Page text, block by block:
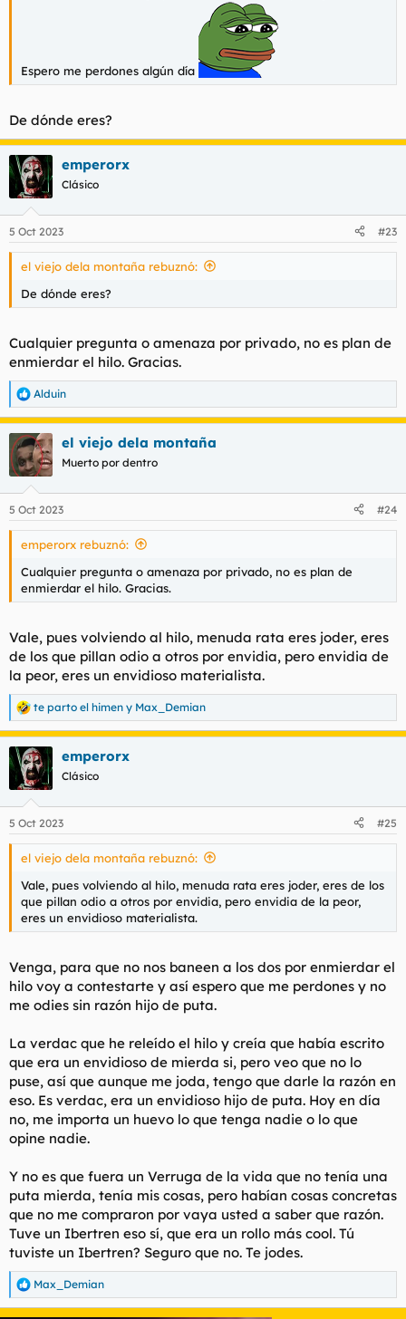
Espero me perdones algún día
De dónde eres?
emperorx
Clásico
5 Oct 2023 #23
el viejo dela montaña rebuznó:
De dónde eres?
Cualquier pregunta o amenaza por privado, no es plan de
enmierdar el hilo. Gracias.
R
e
a
c
c
i
e
s
Alduin
el viejo dela montaña
Muerto por dentro
5 Oct 2023 #24
emperorx rebuznó:
Cualquier pregunta o amenaza por privado, no es plan de
enmierdar el hilo. Gracias.
Vale, pues volviendo al hilo, menuda rata eres joder, eres
de los que pillan odio a otros por envidia, pero envidia de
la peor, eres un envidioso materialista.
R
e
a
c
c
i
e
s
te parto el himen y Max_Demian
emperorx
Clásico
5 Oct 2023 #25
el viejo dela montaña rebuznó:
Vale, pues volviendo al hilo, menuda rata eres joder, eres de los
que pillan odio a otros por envidia, pero envidia de la peor,
eres un envidioso materialista.
Venga, para que no nos baneen a los dos por enmierdar el
hilo voy a contestarte y así espero que me perdones y no
me odies sin razón hijo de puta.
La verdac que he releído el hilo y creía que había escrito
que era un envidioso de mierda si, pero veo que no lo
puse, así que aunque me joda, tengo que darle la razón en
eso. Es verdac, era un envidioso hijo de puta. Hoy en día
no, me importa un huevo lo que tenga nadie o lo que
opine nadie.
Y no es que fuera un Verruga de la vida que no tenía una
puta mierda, tenía mis cosas, pero habían cosas concretas
que no me compraron por vaya usted a saber que razón.
Tuve un Ibertren eso sí, que era un rollo más cool. Tú
tuviste un Ibertren? Seguro que no. Te jodes.
R
e
Max_Demian